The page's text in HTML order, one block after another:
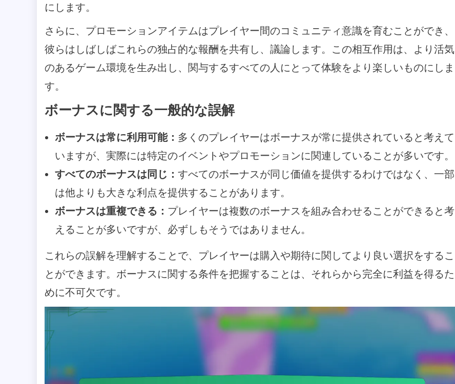
にします。
さらに、プロモーションアイテムはプレイヤー間のコミュニティ意識を育むことができ、
彼らはしばしばこれらの独占的な報酬を共有し、議論します。この相互作用は、より活気
のあるゲーム環境を生み出し、関与するすべての人にとって体験をより楽しいものにしま
す。
ボーナスに関する一般的な誤解
ボーナスは常に利用可能： 多くのプレイヤーはボーナスが常に提供されていると考えて
いますが、実際には特定のイベントやプロモーションに関連していることが多いです。
すべてのボーナスは同じ： すべてのボーナスが同じ価値を提供するわけではなく、一部
は他よりも大きな利点を提供することがあります。
ボーナスは重複できる： プレイヤーは複数のボーナスを組み合わせることができると考
えることが多いですが、必ずしもそうではありません。
これらの誤解を理解することで、プレイヤーは購入や期待に関してより良い選択をするこ
とができます。ボーナスに関する条件を把握することは、それらから完全に利益を得るた
めに不可欠です。